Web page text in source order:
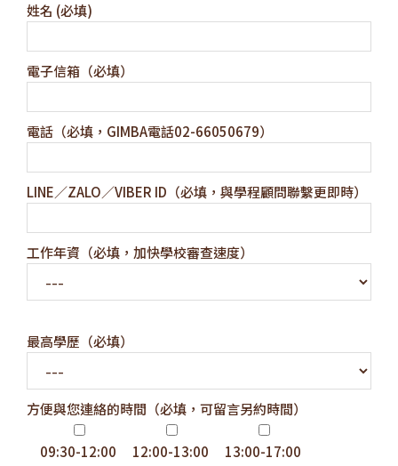
姓名 (必填)
電子信箱（必填）
電話（必填，GIMBA電話02-66050679）
LINE／ZALO／VIBER ID（必填，與學程顧問聯繫更即時）
工作年資（必填，加快學校審查速度）
最高學歷（必填）
方便與您連絡的時間（必填，可留言另約時間）
09:30-12:00 12:00-13:00 13:00-17:00